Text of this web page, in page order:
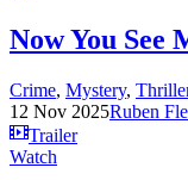
Now You See
Crime, Mystery,
12 Nov 2025Ruben
Trailer
Watch